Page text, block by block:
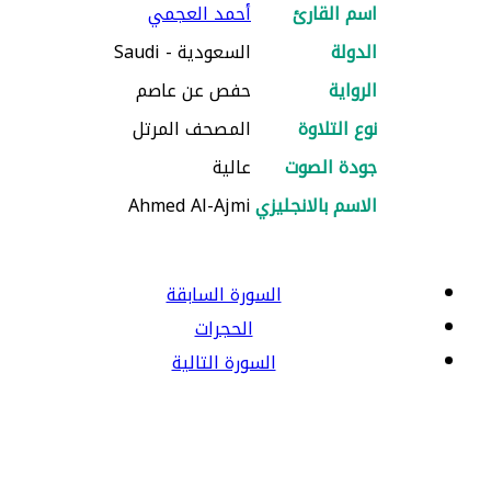
اسم القارئ
أحمد العجمي
الدولة
السعودية - Saudi
الرواية
حفص عن عاصم
نوع التلاوة
المصحف المرتل
جودة الصوت
عالية
الاسم بالانجليزيAhmed Al-Ajmi
السورة السابقة
الحجرات
السورة التالية